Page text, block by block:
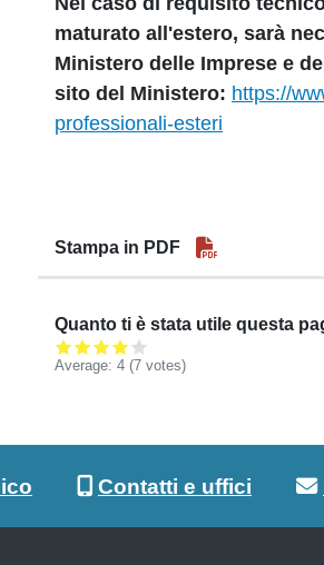
maturato all'estero, sarà
Ministero delle Imprese e
sito del Ministero: https://
professionali-esteri
Stampa in PDF
Quanto ti è stata utile questa
Average: 4 (7 votes)
Contatti e uffici